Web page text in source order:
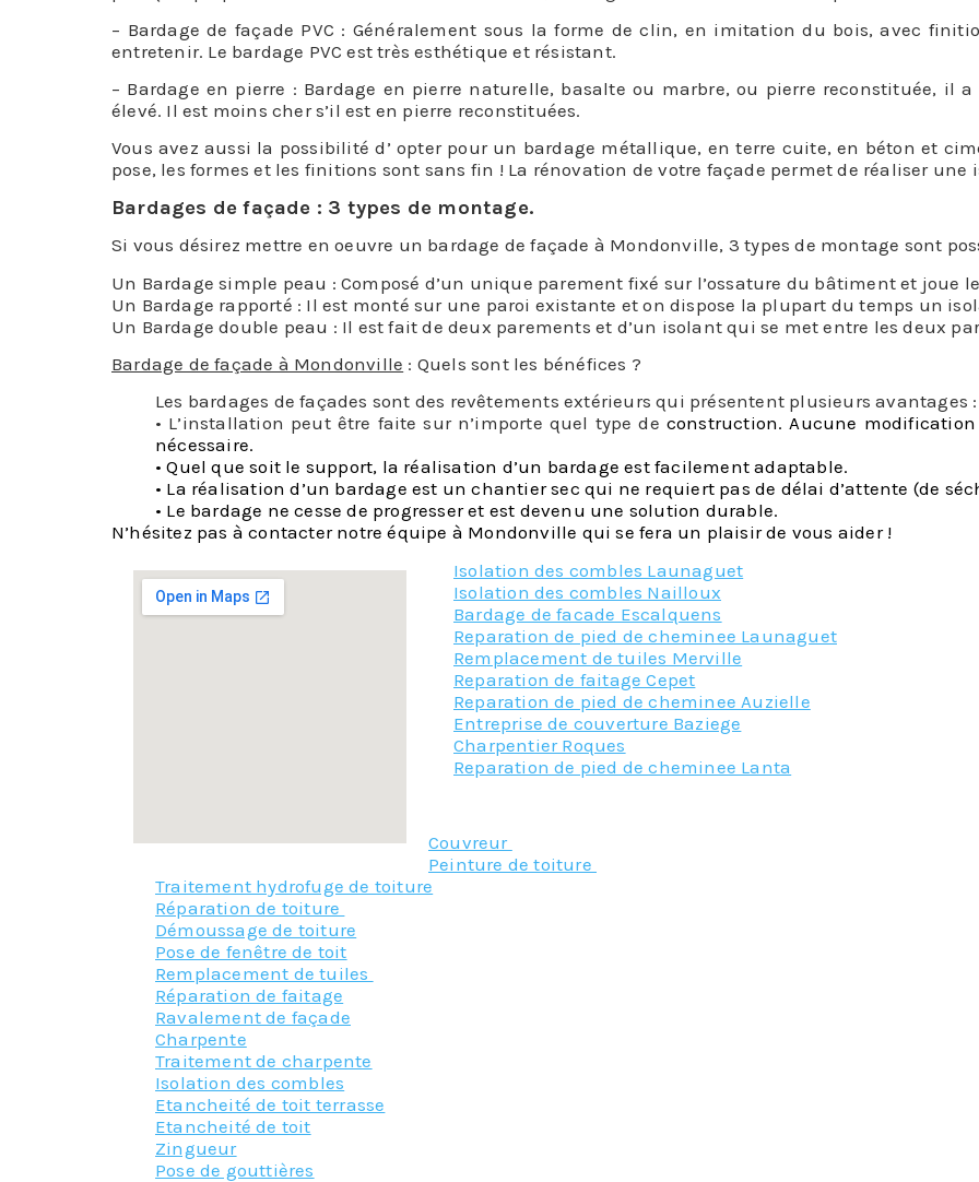
– Bardage de façade PVC : Généralement sous la forme de clin, en imitation du bois, avec
entretenir. Le bardage PVC est très esthétique et résistant.
– Bardage en pierre : Bardage en pierre naturelle, basalte ou marbre, ou pierre reconstituée,
élevé. Il est moins cher s’il est en pierre reconstituées.
Vous avez aussi la possibilité d’ opter pour un bardage métallique, en terre cuite, en béton et
pose, les formes et les finitions sont sans fin ! La rénovation de votre façade permet de réaliser une
Bardages de façade : 3 types de montage.
Si vous désirez mettre en oeuvre un bardage de façade à Mondonville, 3 types de montage sont
Un Bardage simple peau : Composé d’un unique parement fixé sur l’ossature du bâtiment et joue
Un Bardage rapporté : Il est monté sur une paroi existante et on dispose la plupart du temps un
Un Bardage double peau : Il est fait de deux parements et d’un isolant qui se met entre les deux
Bardage de façade à Mondonville : Quels sont les bénéfices ?
Les bardages de façades sont des revêtements extérieurs qui présentent plusieurs avantages :
• L’installation peut être faite sur n’importe quel type de construction. Aucune modificatio
nécessaire.
• Quel que soit le support, la réalisation d’un bardage est facilement adaptable.
• La réalisation d’un bardage est un chantier sec qui ne requiert pas de délai d’attente (de
• Le bardage ne cesse de progresser et est devenu une solution durable.
N’hésitez pas à contacter notre équipe à Mondonville qui se fera un plaisir de vous aider !
Isolation des combles Launaguet
Isolation des combles Nailloux
Bardage de facade Escalquens
Reparation de pied de cheminee Launaguet
Remplacement de tuiles Merville
Reparation de faitage Cepet
Reparation de pied de cheminee Auzielle
Entreprise de couverture Baziege
Charpentier Roques
Reparation de pied de cheminee Lanta
Couvreur
Peinture de toiture
Traitement hydrofuge de toiture
Réparation de toiture
Démoussage de toiture
Pose de fenêtre de toit
Remplacement de tuiles
Réparation de faitage
Ravalement de façade
Charpente
Traitement de charpente
Isolation des combles
Etancheité de toit terrasse
Etancheité de toit
Zingueur
Pose de gouttières